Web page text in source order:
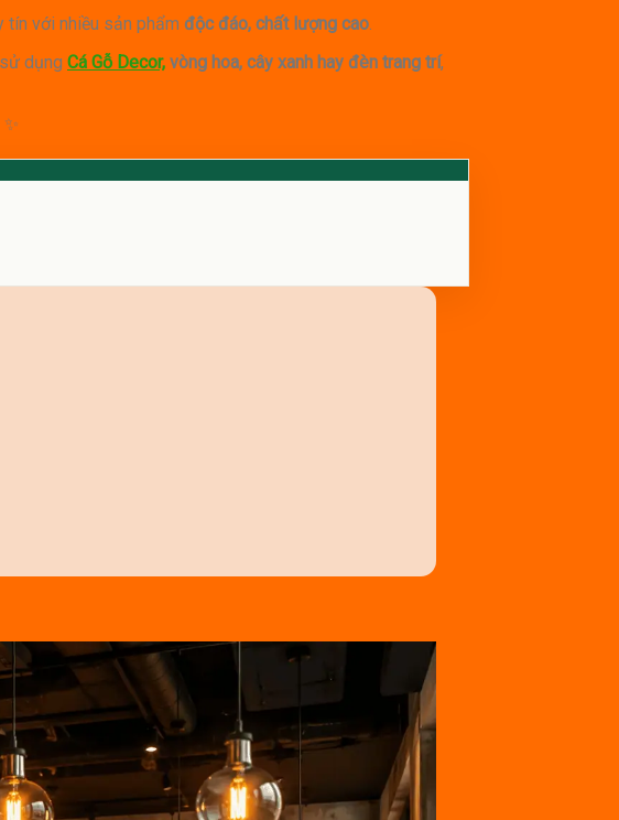
tín với nhiều sản phẩm độc đáo, chất lượng cao.
dụng Cá Gỗ Decor, vòng hoa, cây xanh hay đèn trang trí,